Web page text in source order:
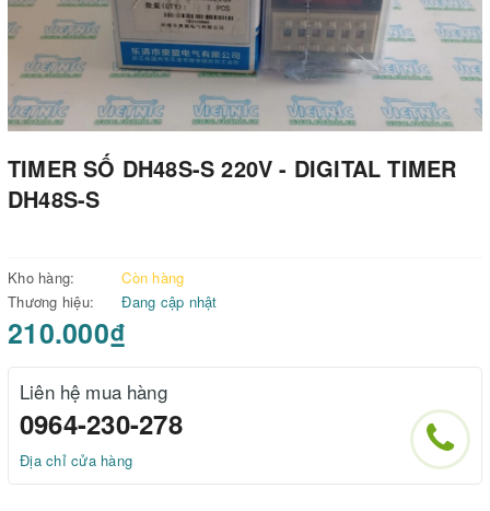
TIMER SỐ DH48S-S 220V - DIGITAL TIMER
DH48S-S
Kho hàng:
Còn hàng
Thương hiệu:
Đang cập nhật
210.000₫
Liên hệ mua hàng
0964-230-278
Địa chỉ cửa hàng